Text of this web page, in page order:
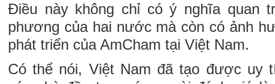
Điều này không chỉ có ý nghĩa quan
phương của hai nước mà còn có ảnh
phát triển của AmCham tại Việt Nam.
Có thể nói, Việt Nam đã tạo được uy